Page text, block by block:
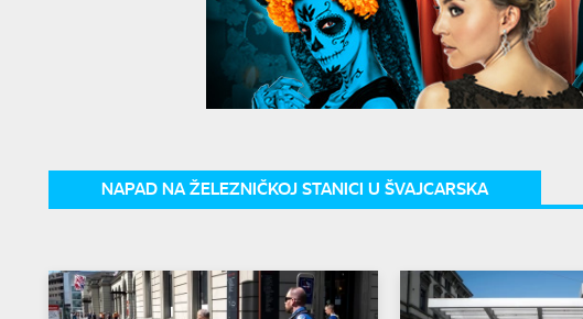
NAPAD NA ŽELEZNIČKOJ STANICI U ŠVAJCARSKA